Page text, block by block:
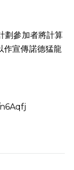
劃參加者將計算
作宣傳諾德猛龍